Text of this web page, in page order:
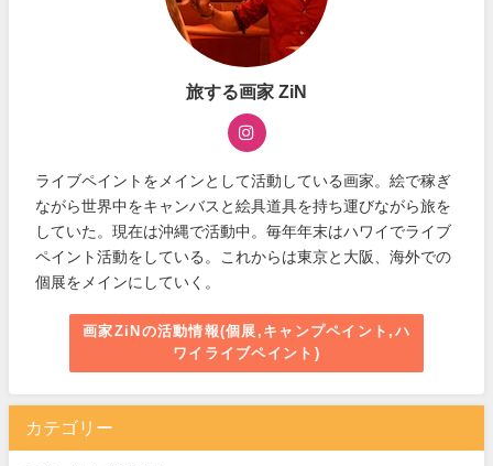
旅する画家 ZiN
ライブペイントをメインとして活動している画家。絵で稼ぎ
ながら世界中をキャンバスと絵具道具を持ち運びながら旅を
していた。現在は沖縄で活動中。毎年年末はハワイでライブ
ペイント活動をしている。これからは東京と大阪、海外での
個展をメインにしていく。
画家ZiNの活動情報(個展,キャンプペイント,ハ
ワイライブペイント)
カテゴリー